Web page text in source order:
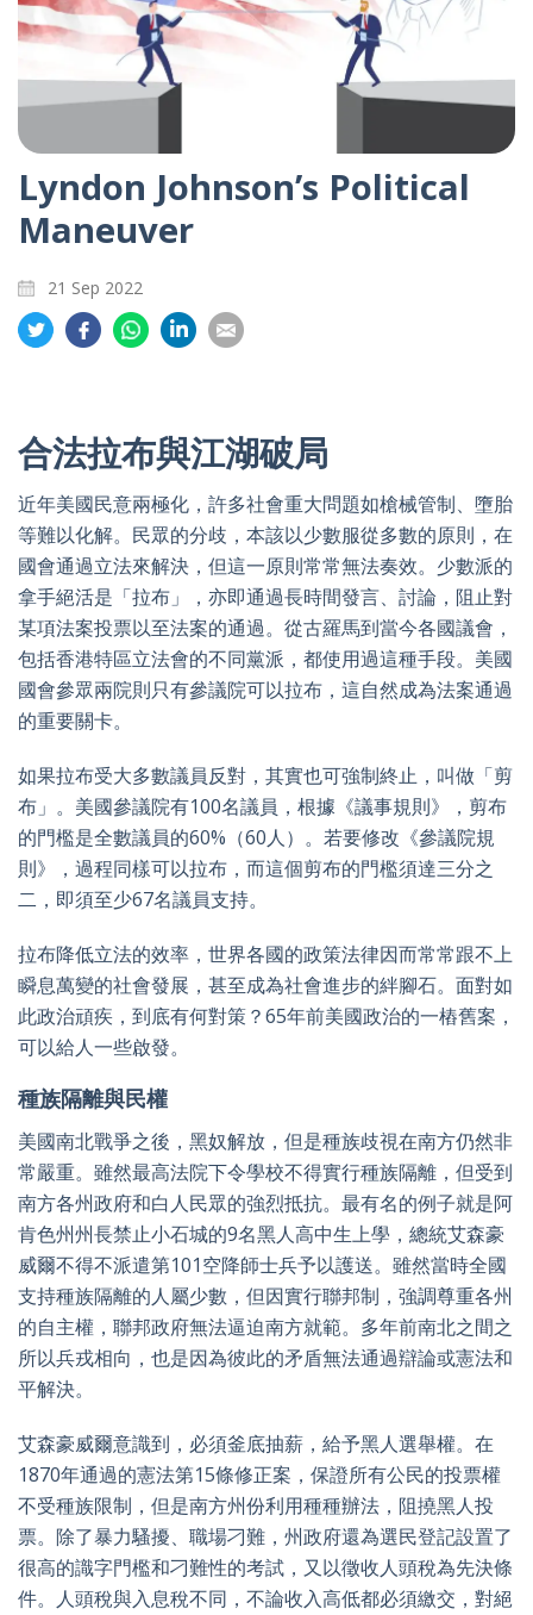
Lyndon Johnson’s Political
Maneuver
21 Sep 2022
Share
on
Share
on
Share
on
on
on
合法拉布與江湖破局
近年美國民意兩極化，許多社會重大問題如槍械管制、墮胎
等難以化解。民眾的分歧，本該以少數服從多數的原則，在
國會通過立法來解決，但這一原則常常無法奏效。少數派的
拿手絕活是「拉布」，亦即通過長時間發言、討論，阻止對
某項法案投票以至法案的通過。從古羅馬到當今各國議會，
包括香港特區立法會的不同黨派，都使用過這種手段。美國
國會參眾兩院則只有參議院可以拉布，這自然成為法案通過
的重要關卡。
如果拉布受大多數議員反對，其實也可強制終止，叫做「剪
布」。美國參議院有100名議員，根據《議事規則》，剪布
的門檻是全數議員的60%（60人）。若要修改《參議院規
則》，過程同樣可以拉布，而這個剪布的門檻須達三分之
二，即須至少67名議員支持。
拉布降低立法的效率，世界各國的政策法律因而常常跟不上
瞬息萬變的社會發展，甚至成為社會進步的絆腳石。面對如
此政治頑疾，到底有何對策？65年前美國政治的一樁舊案，
可以給人一些啟發。
種族隔離與民權
美國南北戰爭之後，黑奴解放，但是種族歧視在南方仍然非
常嚴重。雖然最高法院下令學校不得實行種族隔離，但受到
南方各州政府和白人民眾的強烈抵抗。最有名的例子就是阿
肯色州州長禁止小石城的9名黑人高中生上學，總統艾森豪
威爾不得不派遣第101空降師士兵予以護送。雖然當時全國
支持種族隔離的人屬少數，但因實行聯邦制，強調尊重各州
的自主權，聯邦政府無法逼迫南方就範。多年前南北之間之
所以兵戎相向，也是因為彼此的矛盾無法通過辯論或憲法和
平解決。
艾森豪威爾意識到，必須釜底抽薪，給予黑人選舉權。在
1870年通過的憲法第15條修正案，保證所有公民的投票權
不受種族限制，但是南方州份利用種種辦法，阻撓黑人投
票。除了暴力騷擾、職場刁難，州政府還為選民登記設置了
很高的識字門檻和刁難性的考試，又以徵收人頭稅為先決條
件。人頭稅與入息稅不同，不論收入高低都必須繳交，對絕